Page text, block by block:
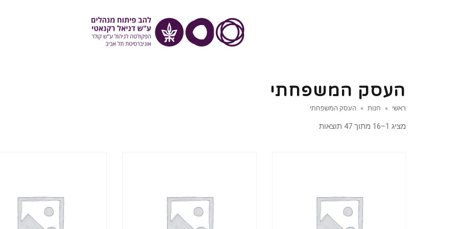
העסק המשפחתי
ראשי » חנות » העסק המשפחתי
מציג 1–16 מתוך 47 תוצאות